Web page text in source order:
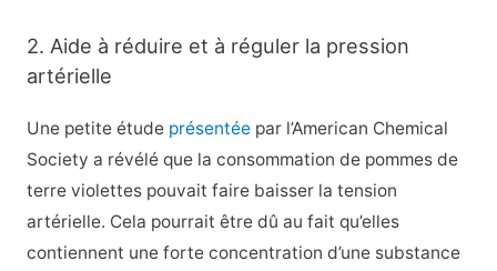
2. Aide à réduire et à réguler la pression
artérielle
Une petite étude présentéepar l’American Chemical
Society a révélé que la consommation de pommes de
terre violettes pouvait faire baisser la tension
artérielle. Cela pourrait être dû au fait qu’elles
contiennent une forte concentration d’une substance